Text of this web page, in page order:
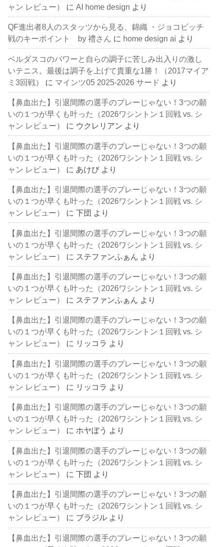
ャン レビュー）
にAI home design より
QF進出者8人のスタッツから見る、錦織 ・ジョコビッチ
戦のキーポイント by 禮さん に home design ai より
ベルダスコのパワーと自らの調子に苦しみ出入りの激し
いテニス。最後は調子を上げて貴重な1勝！（2017マイア
ミ3回戦）
に マインツ05 2025-2026 サード より
【鼻血出た】引退間際の選手のプレーじゃない！3つの願
いの１つが早くも叶った（2026ワシントン１回戦 vs. シ
ャン レビュー）
に ウクレリアン より
【鼻血出た】引退間際の選手のプレーじゃない！3つの願
いの１つが早くも叶った（2026ワシントン１回戦 vs. シ
ャン レビュー）
に あけび より
【鼻血出た】引退間際の選手のプレーじゃない！3つの願
いの１つが早くも叶った（2026ワシントン１回戦 vs. シ
ャン レビュー）
に下団 より
【鼻血出た】引退間際の選手のプレーじゃない！3つの願
いの１つが早くも叶った（2026ワシントン１回戦 vs. シ
ャン レビュー）
に ステファンふぁん より
【鼻血出た】引退間際の選手のプレーじゃない！3つの願
いの１つが早くも叶った（2026ワシントン１回戦 vs. シ
ャン レビュー）
に ステファンふぁん より
【鼻血出た】引退間際の選手のプレーじゃない！3つの願
いの１つが早くも叶った（2026ワシントン１回戦 vs. シ
ャン レビュー）
に リッコラ より
【鼻血出た】引退間際の選手のプレーじゃない！3つの願
いの１つが早くも叶った（2026ワシントン１回戦 vs. シ
ャン レビュー）
に リッコラ より
【鼻血出た】引退間際の選手のプレーじゃない！3つの願
いの１つが早くも叶った（2026ワシントン１回戦 vs. シ
ャン レビュー）
に ホヤぼう より
【鼻血出た】引退間際の選手のプレーじゃない！3つの願
いの１つが早くも叶った（2026ワシントン１回戦 vs. シ
ャン レビュー）
に下団 より
【鼻血出た】引退間際の選手のプレーじゃない！3つの願
いの１つが早くも叶った（2026ワシントン１回戦 vs. シ
ャン レビュー）
に ブラジル より
【鼻血出た】引退間際の選手のプレーじゃない！3つの願